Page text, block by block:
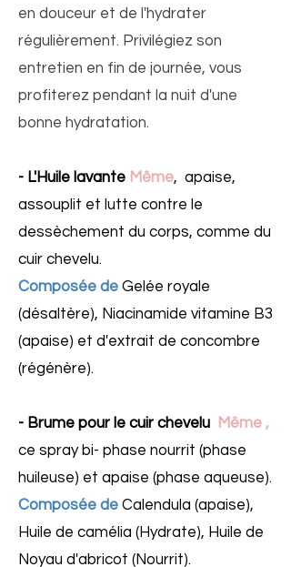
en douceur et de l'hydrater
régulièrement. Privilégiez son
entretien en fin de journée, vous
profiterez pendant la nuit d'une
bonne hydratation.
- L'Huile lavante Même, apaise,
assouplit et lutte contre le
dessèchement du corps, comme du
cuir chevelu.
Composée de Gelée royale
(désaltère), Niacinamide vitamine B3
(apaise) et d'extrait de concombre
(régénère).
- Brume pour le cuir chevelu
Même ,
ce spray bi- phase nourrit (phase
huileuse) et apaise (phase aqueuse).
Composée de Calendula (apaise),
Huile de camélia (Hydrate), Huile de
Noyau d'abricot (Nourrit).